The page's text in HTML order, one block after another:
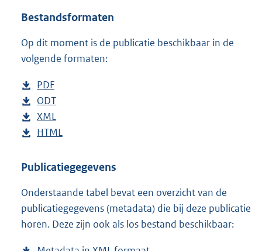
:
Bestandsformaten
Op dit moment is de publicatie beschikbaar in de
volgende formaten:
D
o
w
n
o
d
p
u
PDF
e
s
t
n
s
g
r
D
o
w
l
a
d
p
ODT
s
a
d
s
g
D
o
n
o
a
d
XML
e
t
n
d
s
D
w
l
o
a
HTML
s
a
n
d
Publicatiegegevens
Onderstaande tabel bevat een overzicht van de
publicatiegegevens (metadata) die bij deze publicatie
horen. Deze zijn ook als los bestand beschikbaar: